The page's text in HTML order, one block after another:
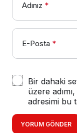
Adınız *
E-Posta *
Bir dahaki
üzere
adresimi bu
YORUM GÖNDER